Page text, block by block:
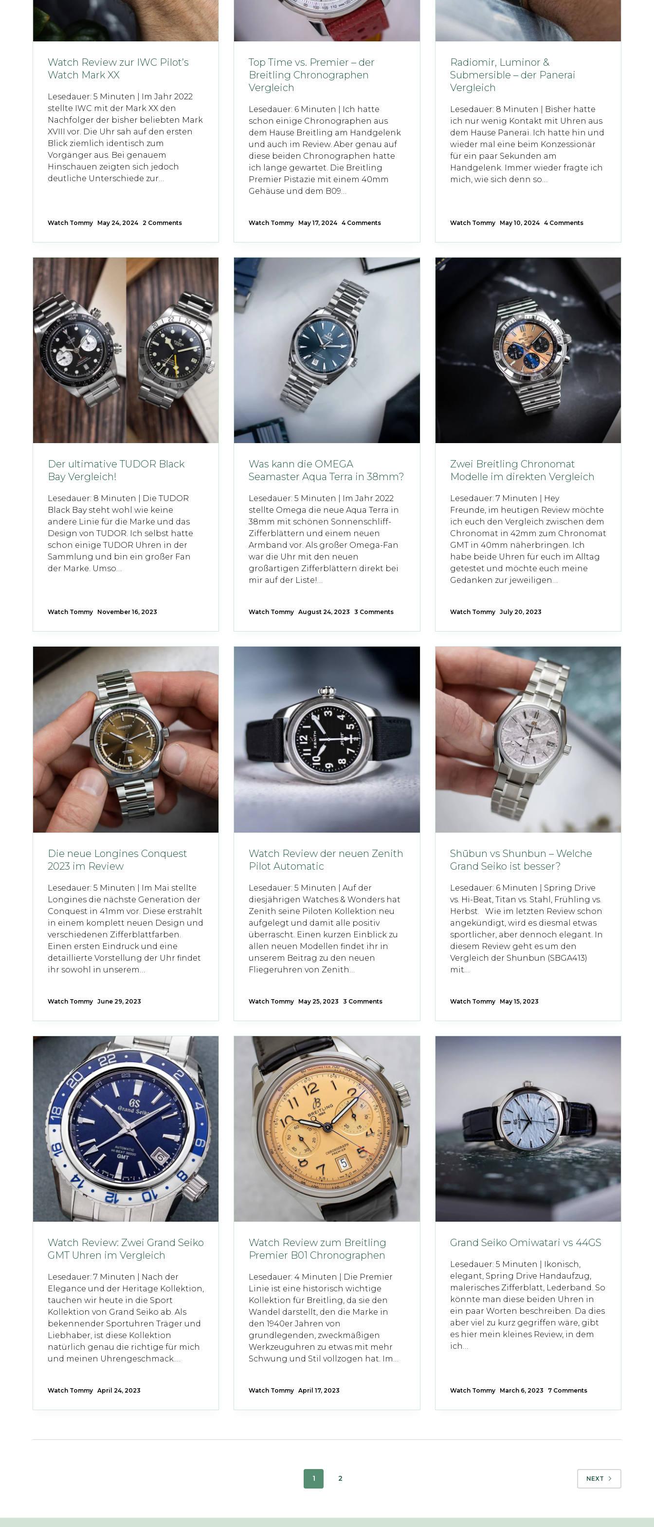
Watch Review zur IWC Pilot’s
Watch Mark XX
Lesedauer: 5 Minuten | Im Jahr 2022
stellte IWC mit der Mark XX den
Nachfolger der bisher beliebten Mark
XVIII vor. Die Uhr sah auf den ersten
Blick ziemlich identisch zum
Vorgänger aus. Bei genauem
Hinschauen zeigten sich jedoch
deutliche Unterschiede zur…
Watch Tommy May 24, 2024 2 Comments
Top Time vs. Premier – der
Breitling Chronographen
Vergleich
Lesedauer: 6 Minuten | Ich hatte
schon einige Chronographen aus
dem Hause Breitling am Handgelenk
und auch im Review. Aber genau auf
diese beiden Chronographen hatte
ich lange gewartet. Die Breitling
Premier Pistazie mit einem 40mm
Gehäuse und dem B09…
Watch Tommy May 17, 2024 4 Comments
Radiomir, Luminor &
Submersible – der Panerai
Vergleich
Lesedauer: 8 Minuten | Bisher hatte
ich nur wenig Kontakt mit Uhren aus
dem Hause Panerai. Ich hatte hin und
wieder mal eine beim Konzessionär
für ein paar Sekunden am
Handgelenk. Immer wieder fragte ich
mich, wie sich denn so…
Watch Tommy May 10, 2024 4 Comments
Der ultimative TUDOR Black
Bay Vergleich!
Lesedauer: 8 Minuten | Die TUDOR
Black Bay steht wohl wie keine
andere Linie für die Marke und das
Design von TUDOR. Ich selbst hatte
schon einige TUDOR Uhren in der
Sammlung und bin ein großer Fan
der Marke. Umso…
Watch Tommy November 16, 2023
Was kann die OMEGA
Seamaster Aqua Terra in 38mm?
Lesedauer: 5 Minuten | Im Jahr 2022
stellte Omega die neue Aqua Terra in
38mm mit schönen Sonnenschliff-
Zifferblättern und einem neuen
Armband vor. Als großer Omega-Fan
war die Uhr mit den neuen
großartigen Zifferblättern direkt bei
mir auf der Liste!…
Watch Tommy August 24, 2023 3 Comments
Zwei Breitling Chronomat
Modelle im direkten Vergleich
Lesedauer: 7 Minuten | Hey
Freunde, im heutigen Review möchte
ich euch den Vergleich zwischen dem
Chronomat in 42mm zum Chronomat
GMT in 40mm näherbringen. Ich
habe beide Uhren für euch im Alltag
getestet und möchte euch meine
Gedanken zur jeweiligen…
Watch Tommy July 20, 2023
Die neue Longines Conquest
2023 im Review
Lesedauer: 5 Minuten | Im Mai stellte
Longines die nächste Generation der
Conquest in 41mm vor. Diese erstrahlt
in einem komplett neuen Design und
verschiedenen Zifferblattfarben.
Einen ersten Eindruck und eine
detaillierte Vorstellung der Uhr findet
ihr sowohl in unserem…
Watch Tommy June 29, 2023
Watch Review der neuen Zenith
Pilot Automatic
Lesedauer: 5 Minuten | Auf der
diesjährigen Watches & Wonders hat
Zenith seine Piloten Kollektion neu
aufgelegt und damit alle positiv
überrascht. Einen kurzen Einblick zu
allen neuen Modellen findet ihr in
unserem Beitrag zu den neuen
Fliegeruhren von Zenith…
Watch Tommy May 25, 2023 3 Comments
Shūbun vs Shunbun – Welche
Grand Seiko ist besser?
Lesedauer: 6 Minuten | Spring Drive
vs. Hi-Beat, Titan vs. Stahl, Frühling vs.
Herbst. Wie im letzten Review schon
angekündigt, wird es diesmal etwas
sportlicher, aber dennoch elegant. In
diesem Review geht es um den
Vergleich der Shunbun (SBGA413)
mit…
Watch Tommy May 15, 2023
Watch Review: Zwei Grand Seiko
GMT Uhren im Vergleich
Lesedauer: 7 Minuten | Nach der
Elegance und der Heritage Kollektion,
tauchen wir heute in die Sport
Kollektion von Grand Seiko ab. Als
bekennender Sportuhren Träger und
Liebhaber, ist diese Kollektion
natürlich genau die richtige für mich
und meinen Uhrengeschmack.…
Watch Tommy April 24, 2023
Watch Review zum Breitling
Premier B01 Chronographen
Lesedauer: 4 Minuten | Die Premier
Linie ist eine historisch wichtige
Kollektion für Breitling, da sie den
Wandel darstellt, den die Marke in
den 1940er Jahren von
grundlegenden, zweckmäßigen
Werkzeuguhren zu etwas mit mehr
Schwung und Stil vollzogen hat. Im…
Watch Tommy April 17, 2023
Grand Seiko Omiwatari vs 44GS
Lesedauer: 5 Minuten | Ikonisch,
elegant, Spring Drive Handaufzug,
malerisches Zifferblatt, Lederband. So
könnte man diese beiden Uhren in
ein paar Worten beschreiben. Da dies
aber viel zu kurz gegriffen wäre, gibt
es hier mein kleines Review, in dem
ich…
Watch Tommy March 6, 2023 7 Comments
1 2 NEXT